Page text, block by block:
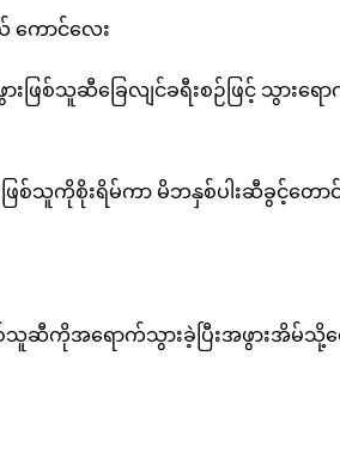
ကောင်လေး
ြစ်သူဆီခြေလျင်ခရီးစဉ်ဖြင့် သွား
ကိုစိုးရိမ်ကာ မိဘနှစ်ပါးဆီခွင့်တောင်
သူဆီကိုအရောက်သွားခဲ့ပြီးအဖွားအိမ်သို့